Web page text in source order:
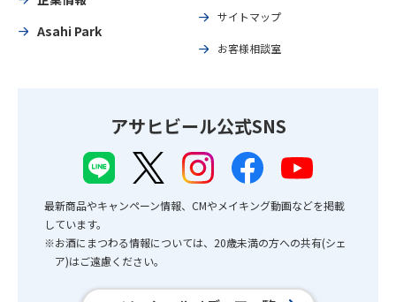
Asahi Park
サイトマップ
お客様相談室
アサヒビール公式SNS
最新商品やキャンペーン情報、CMやメイキング動画などを掲載
しています。
※お酒にまつわる情報については、20歳未満の方への共有(シェ
ア)はご遠慮ください。